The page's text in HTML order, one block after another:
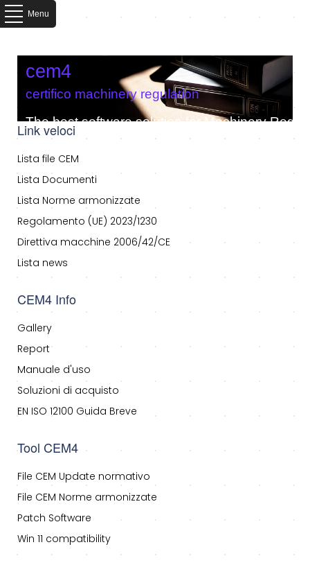
Menu
cem4
certifico machinery regulation
The best software solution for Machinery
Link veloci
Lista file CEM
Lista Documenti
Lista Norme armonizzate
Regolamento (UE) 2023/1230
Direttiva macchine 2006/42/CE
Lista news
CEM4 Info
Gallery
Report
Manuale d'uso
Soluzioni di acquisto
EN ISO 12100 Guida Breve
Tool CEM4
File CEM Update normativo
File CEM Norme armonizzate
Patch Software
Win 11 compatibility